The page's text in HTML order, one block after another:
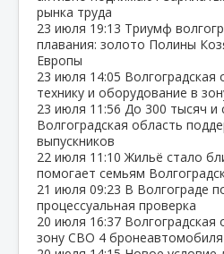
рынка труда
23 июля 19:13 Триумф
плавания: золото Полины
Европы
23 июля 14:05 Волгоградская
технику и оборудование в
23 июля 11:56 До 300 тысяч и
Волгоградская область
выпускников
22 июля 11:10 Жильё стало
помогает семьям
21 июля 09:23 В Волгограде
процессуальная проверка
20 июля 16:37 Волгоградская
зону СВО 4